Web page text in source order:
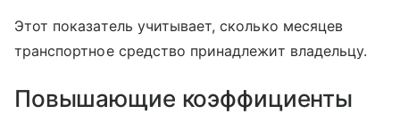
Этот показатель учитывает, сколько месяцев
транспортное средство принадлежит владельцу.
Повышающие коэффициенты